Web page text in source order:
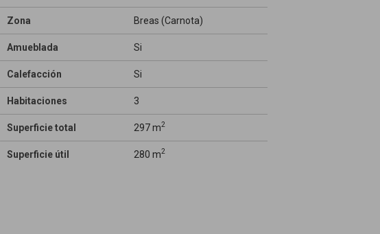
Zona Breas (Carnota)
Amueblada Si
Calefacción Si
Habitaciones 3
Superficie total 297 m2
Superficie útil 280 m2